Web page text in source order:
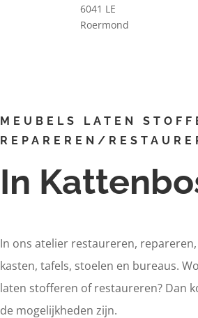
6041 LE
Roermond
MEUBELS LATEN
REPAREREN/
In
In ons atelier restaureren,
kasten, tafels, stoelen en bureaus.
laten stofferen of restaureren? Dan
de mogelijkheden zijn.